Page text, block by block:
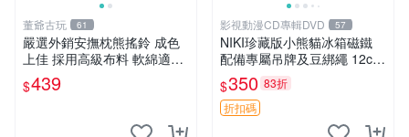
董爺古玩 61
嚴選外銷安撫枕熊搖鈴 成色
上佳 採用高級布料 軟綿適合
收藏 安心選購 安撫枕 熊玩具
搖鈴
$439
影視動漫CD專輯DVD 57
NIKI珍藏版小熊貓冰箱磁鐵
配備專屬吊牌及豆綁繩 12cm
廢品嚴選 好評推薦 小熊貓冰
箱貼 磁鐵掛件 冰箱飾品
$350 83折
折扣碼